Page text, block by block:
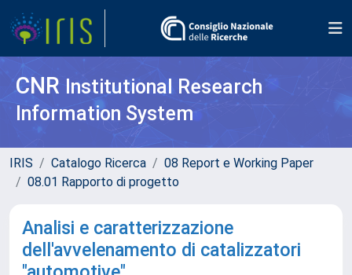
CNR Institutional Research
Information System
IRIS Catalogo Ricerca
08 Report e Working Paper
08.01 Rapporto di progetto
Analisi e caratterizzazione
dell'avvelenamento di catalizzatori